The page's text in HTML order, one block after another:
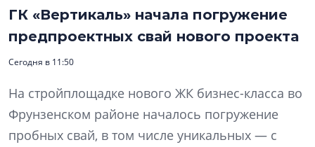
ГК «Вертикаль» начала погружение
предпроектных свай нового проекта
Сегодня в 11:50
На стройплощадке нового ЖК бизнес-класса во
Фрунзенском районе началось погружение
пробных свай, в том числе уникальных — с